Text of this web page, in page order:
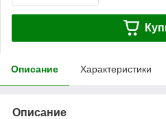
Описание Характеристики
Описание